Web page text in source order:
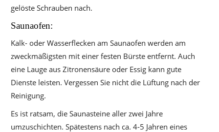
gelöste Schrauben nach.
Saunaofen:
Kalk- oder Wasserflecken am Saunaofen werden am
zweckmäßigsten mit einer festen Bürste entfernt. Auch
eine Lauge aus Zitronensäure oder Essig kann gute
Dienste leisten. Vergessen Sie nicht die Lüftung nach der
Reinigung.
Es ist ratsam, die Saunasteine aller zwei Jahre
umzuschichten. Spätestens nach ca. 4-5 Jahren eines